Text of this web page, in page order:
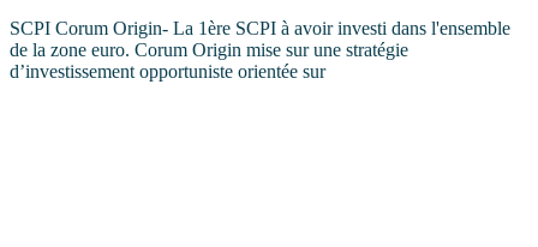
SCPI Corum Origin- La 1ère SCPI à avoir investi dans l'ensemble
de la zone euro. Corum Origin mise sur une stratégie
d’investissement opportuniste orientée sur